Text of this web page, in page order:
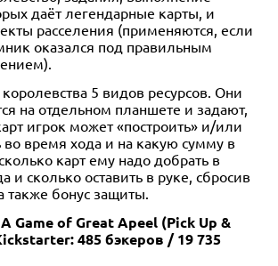
даёт легендарные карты, и
расселения (применяются, если
оказался под правильным
5 видов ресурсов. Они
на отдельном планшете и задают,
игрок может «построить» и/или
во время хода и на какую сумму в
карт ему надо добрать в
и сколько оставить в руке, сбросив
также бонус защиты.
Game of Great Apeel (Pick Up &
485 бэкеров / 19 735